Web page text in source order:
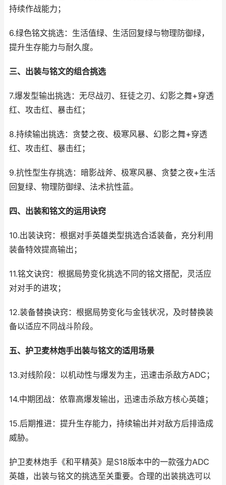
持续作战能力；
6.绿色铭文挑选：生活值绿、生活回复绿与物理防御绿，
提升生存能力与耐久度。
三、出装与铭文的组合挑选
7.爆发型输出挑选：无尽战刃、狂徒之刃、幻影之舞+穿透
红、攻击红、暴击红；
8.持续输出挑选：贪婪之夜、极寒风暴、幻影之舞+穿透
红、攻击红、暴击红；
9.抗性型生存挑选：暗影战斧、极寒风暴、贪婪之夜+生活
回复绿、物理防御绿、法术抗性蓝。
四、出装和铭文的运用诀窍
10.出装诀窍：根据对手英雄类型挑选合适装备，充分利用
装备特效提高输出；
11.铭文诀窍：根据局势变化挑选不同的铭文搭配，灵活应
对对手的进攻；
12.装备替换诀窍：根据局势变化与金钱状况，及时替换装
备以适应不同战斗阶段。
五、护卫麦林炮手出装与铭文的适用场景
13.对线阶段：以机动性与爆发为主，迅速击杀敌方ADC；
14.中期团战：依靠高爆发输出，迅速击杀敌方核心英雄；
15.后期推进：提升生存能力，持续输出并对敌方后排造成
威胁。
护卫麦林炮手《和平精英》是S18版本中的一款强力ADC
英雄，出装与铭文的挑选至关重要。合理的出装挑选可以